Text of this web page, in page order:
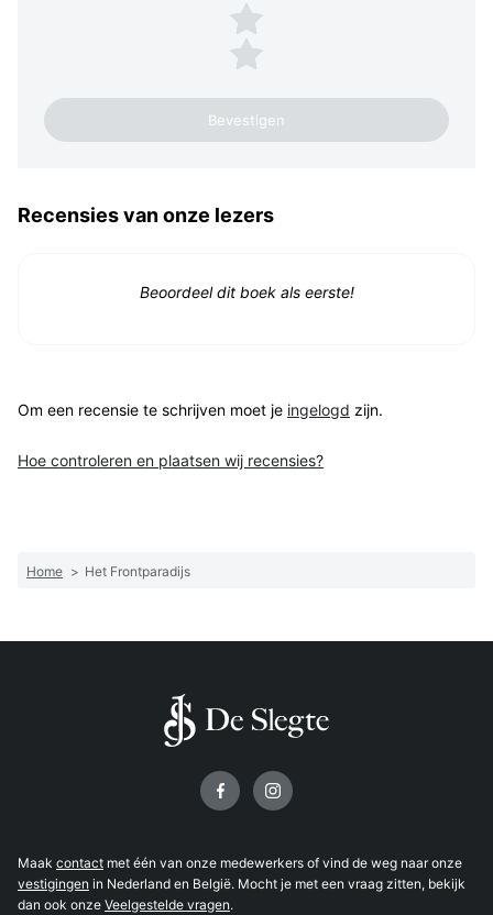
2 sterren
1 ster
Recensies van onze lezers
Beoordeel dit boek als eerste!
Om een recensie te schrijven moet je ingelogd zijn.
Hoe controleren en plaatsen wij recensies?
Home > Het Frontparadijs
Maak contact met één van onze medewerkers of vind de weg naar onze
vestigingen in Nederland en België. Mocht je met een vraag zitten, bekijk
dan ook onze Veelgestelde vragen.